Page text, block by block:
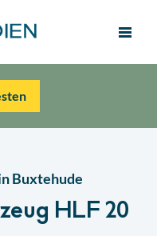
Buxtehude
HLF 20